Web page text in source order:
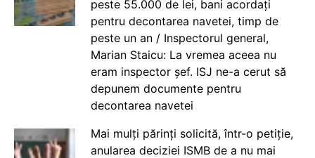
peste 55.000 de lei, bani acordați
pentru decontarea navetei, timp de
peste un an / Inspectorul general,
Marian Staicu: La vremea aceea nu
eram inspector șef. ISJ ne-a cerut să
depunem documente pentru
decontarea navetei
Mai mulți părinți solicită, într-o petiție,
anularea deciziei ISMB de a nu mai